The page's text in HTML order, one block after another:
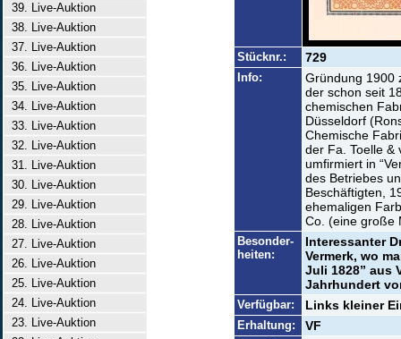
39. Live-Auktion
38. Live-Auktion
37. Live-Auktion
36. Live-Auktion
35. Live-Auktion
34. Live-Auktion
33. Live-Auktion
32. Live-Auktion
31. Live-Auktion
30. Live-Auktion
29. Live-Auktion
28. Live-Auktion
27. Live-Auktion
26. Live-Auktion
25. Live-Auktion
24. Live-Auktion
23. Live-Auktion
Stücknr.: 729
Info:
Gründung 1900
der schon seit
chemischen
Düsseldorf
Chemische
der Fa. Toelle &
umfirmiert in
des Betriebes
Beschäftigten,
ehemaligen
Co. (eine große
Besonder-
heiten:
Interessanter
Vermerk, wo
Juli 1828” aus
Jahrhundert
Verfügbar: Links kleiner
Erhaltung: VF